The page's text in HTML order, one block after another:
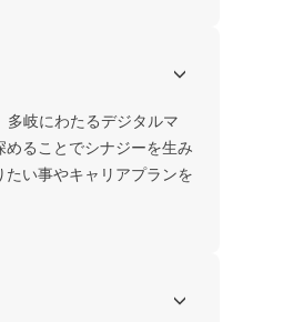
岐にわたるデジタルマ
ることでシナジーを生み
い事やキャリアプランを